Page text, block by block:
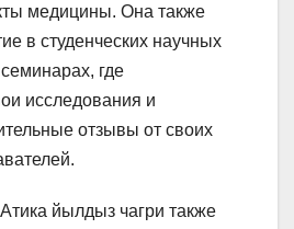
медицины. Она также
в студенческих научных
где
исследования и
отзывы от своих
йылдыз чагри также